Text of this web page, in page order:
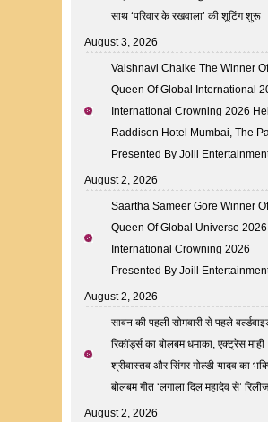
साथ ‘परिवार के रखवाला’ की शूटिंग शुरू
August 3, 2026
Vaishnavi Chalke The Winner Of
Queen Of Global International
International Crowning 2026
Raddison Hotel Mumbai, The
Presented By Joill
August 2, 2026
Saartha Sameer Gore Winner Of
Queen Of Global Universe 2026
International Crowning 2026
Presented By Joill
August 2, 2026
सावन की पहली सोमवारी से पहले
रिकॉर्ड्स का बोलबम धमाका, एक्ट्रेस माही
श्रीवास्तव और सिंगर गोल्डी यादव का
बोलबम गीत ‘लगाला दिल महादेव से’ रिलीज
August 2, 2026